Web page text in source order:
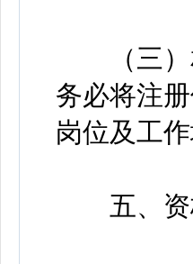
（三）相
务必将注
岗位及工
五、资